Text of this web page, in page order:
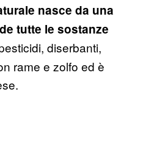
nasce da una
tutte le sostanze
diserbanti,
rame e zolfo ed è